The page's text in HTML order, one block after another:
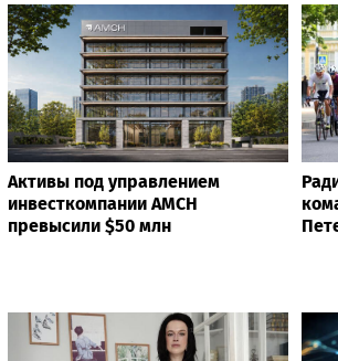
Активы под управлением
инвесткомпании AMCH
превысили $50 млн